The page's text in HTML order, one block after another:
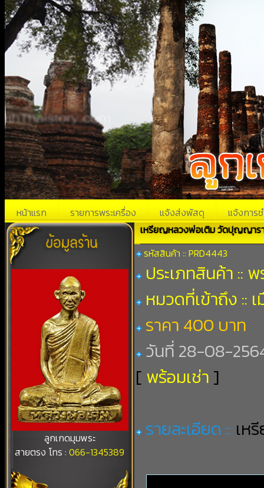
หน้าแรก รายการพระเครื่อง แจ้งส่งพัสดุ แจ้งการช
ลูกเกดมุมพระ
สายตรง โทร :066-1345389
เหรียญหลวงพ่อเติม วัดปุญญาร
รหัสสินค้า :: PRD4443
ประเภทสินค้า ::
หมวดที่เข้าถึง ::
ราคา 400 บาท
วันที่ 28-08-
[ พร้อมเช่า ]
รายละเอียด :: เห